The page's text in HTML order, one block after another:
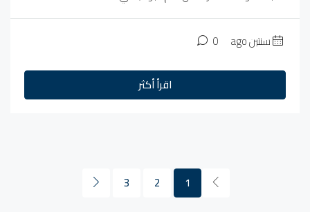
سنتين ago 0
اقرأ أكثر
1
2
3